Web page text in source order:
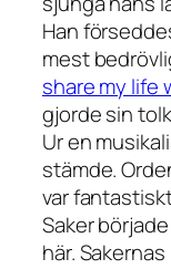
Han
mest
share my life
gjorde sin
Ur en
stämde.
var
Saker
här.